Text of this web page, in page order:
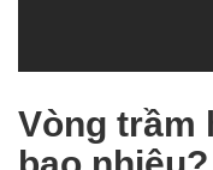
Vòng trầm